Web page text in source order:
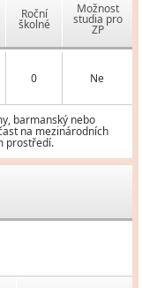
Roční
školné
Možnost
studia pro
ZP
0 Ne
barmanský nebo
na mezinárodních
prostředí.